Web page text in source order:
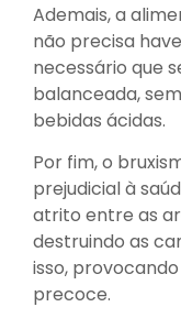
Ademais, a
não precisa
necessário que
balanceada,
bebidas ácidas.
Por fim, o
prejudicial à
atrito entre as
destruindo as
isso,
precoce.